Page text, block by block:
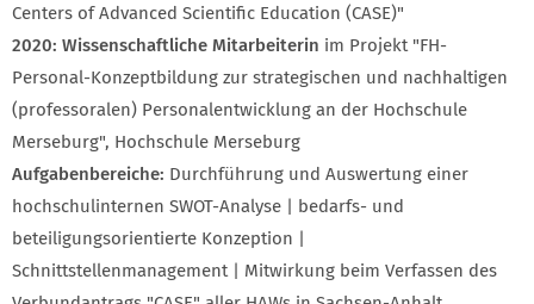
Centers of Advanced Scientific Education (CASE)"
2020: Wissenschaftliche Mitarbeiterin im Projekt "FH-
Personal-Konzeptbildung zur strategischen und nachhaltigen
(professoralen) Personalentwicklung an der Hochschule
Merseburg", Hochschule Merseburg
Aufgabenbereiche: Durchführung und Auswertung einer
hochschulinternen SWOT-Analyse | bedarfs- und
beteiligungsorientierte Konzeption |
Schnittstellenmanagement | Mitwirkung beim Verfassen des